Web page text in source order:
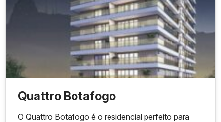
Quattro Botafogo
O Quattro Botafogo é o residencial perfeito para